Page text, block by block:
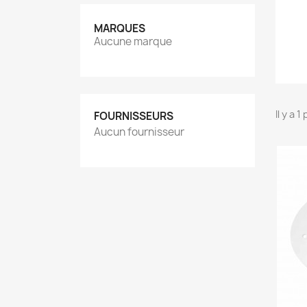
MARQUES
Aucune marque
FOURNISSEURS
Aucun fournisseur
Il y a